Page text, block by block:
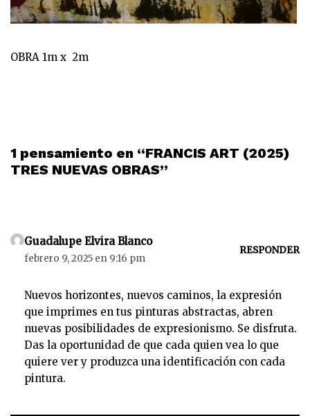
OBRA 1m x 2m
1 pensamiento en “FRANCIS ART (2025)
TRES NUEVAS OBRAS”
Guadalupe Elvira Blanco
febrero 9, 2025 en 9:16 pm
RESPONDER
Nuevos horizontes, nuevos caminos, la expresión
que imprimes en tus pinturas abstractas, abren
nuevas posibilidades de expresionismo. Se disfruta.
Das la oportunidad de que cada quien vea lo que
quiere ver y produzca una identificación con cada
pintura.